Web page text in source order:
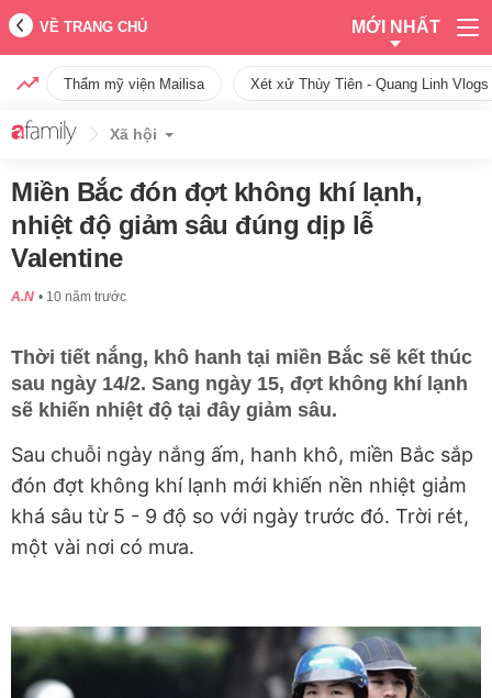
VỀ TRANG CHỦ MỚI NHẤT
Thẩm mỹ viện Mailisa Xét xử Thùy Tiên - Quang Linh
Xã hội
Miền Bắc đón đợt không khí lạnh,
nhiệt độ giảm sâu đúng dịp lễ
Valentine
A.N 10 năm trước
Thời tiết nắng, khô hanh tại miền Bắc sẽ kết thúc
sau ngày 14/2. Sang ngày 15, đợt không khí lạnh
sẽ khiến nhiệt độ tại đây giảm sâu.
Sau chuỗi ngày nắng ấm, hanh khô, miền Bắc sắp
đón đợt không khí lạnh mới khiến nền nhiệt giảm
khá sâu từ 5 - 9 độ so với ngày trước đó. Trời rét,
một vài nơi có mưa.